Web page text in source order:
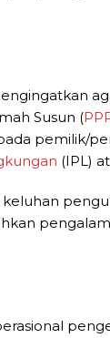
Susun (
pemilik/
(IPL)
keluhan